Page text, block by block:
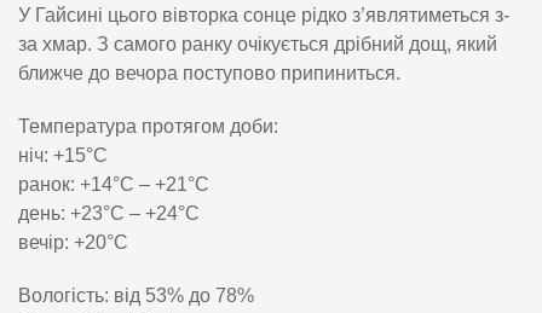
У Гайсині цього вівторка сонце рідко з’являтиметься з-
за хмар. З самого ранку очікується дрібний дощ, який
ближче до вечора поступово припиниться.
Температура протягом доби:
ніч: +15°C
ранок: +14°C – +21°C
день: +23°C – +24°C
вечір: +20°C
Вологість: від 53% до 78%